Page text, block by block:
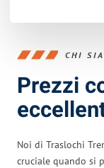
CHI
Prezzi
Noi di Traslochi
cruciale quando si